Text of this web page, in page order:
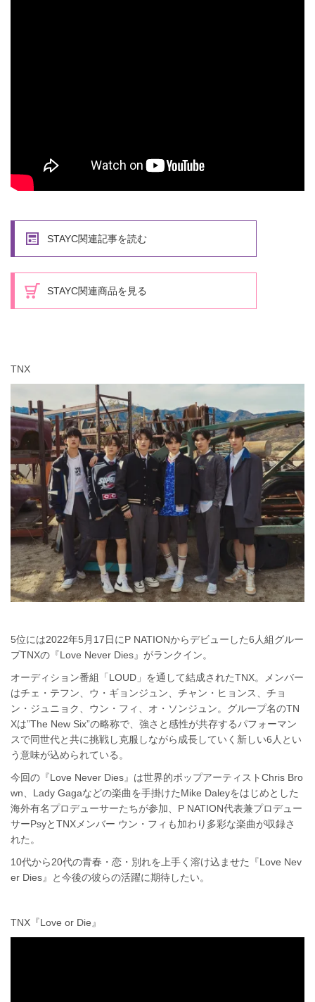
STAYC関連記事を読む
STAYC関連商品を見る
TNX
5位には2022年5月17日にP NATIONからデビューした6人組グルー
プTNXの『Love Never Dies』がランクイン。
オーディション番組「LOUD」を通して結成されたTNX。メンバー
はチェ・テフン、ウ・ギョンジュン、チャン・ヒョンス、チョ
ン・ジュニョク、ウン・フィ、オ・ソンジュン。グループ名のTN
Xは”The New Six”の略称で、強さと感性が共存するパフォーマン
スで同世代と共に挑戦し克服しながら成長していく新しい6人とい
う意味が込められている。
今回の『Love Never Dies』は世界的ポップアーティストChris Bro
wn、Lady Gagaなどの楽曲を手掛けたMike Daleyをはじめとした
海外有名プロデューサーたちが参加、P NATION代表兼プロデュー
サーPsyとTNXメンバー ウン・フィも加わり多彩な楽曲が収録さ
れた。
10代から20代の青春・恋・別れを上手く溶け込ませた『Love Nev
er Dies』と今後の彼らの活躍に期待したい。
TNX『Love or Die』